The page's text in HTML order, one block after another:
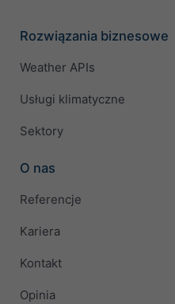
Rozwiązania biznesowe
Weather APIs
Usługi klimatyczne
Sektory
O nas
Referencje
Kariera
Kontakt
Opinia